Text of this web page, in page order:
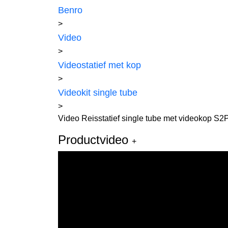
Benro
>
Video
>
Videostatief met kop
>
Videokit single tube
>
Video Reisstatief single tube met videokop
Productvideo +